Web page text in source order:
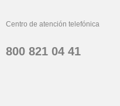
Centro de atención telefónica
800 821 04 41